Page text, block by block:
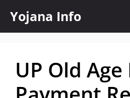
content
Yojana Info
UP Old